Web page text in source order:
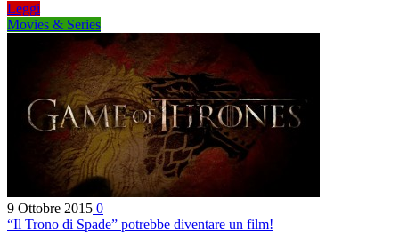
Leggi
Movies & Series
9 Ottobre 2015 0
“Il Trono di Spade” potrebbe diventare un film!